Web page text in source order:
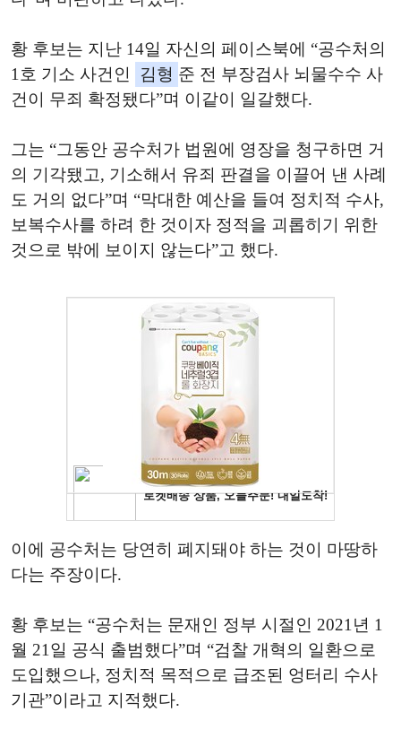
황 후보는 지난 14일 자신의 페이스북에 “공수처의
1호 기소 사건인
김형 준 전 부장검사 뇌물수수 사
건이 무죄 확정됐다”며 이같이 일갈했다.
그는 “그동안 공수처가 법원에 영장을 청구하면 거
의 기각됐고, 기소해서 유죄 판결을 이끌어 낸 사례
도 거의 없다”며 “막대한 예산을 들여 정치적 수사,
보복수사를 하려 한 것이자 정적을 괴롭히기 위한
것으로 밖에 보이지 않는다”고 했다.
이에 공수처는 당연히 폐지돼야 하는 것이 마땅하
다는 주장이다.
황 후보는 “공수처는 문재인 정부 시절인 2021년 1
월 21일 공식 출범했다”며 “검찰 개혁의 일환으로
도입했으나, 정치적 목적으로 급조된 엉터리 수사
기관”이라고 지적했다.